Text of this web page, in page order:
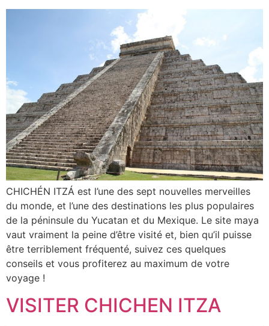
CHICHÉN ITZÁ est l’une des sept nouvelles merveilles
du monde, et l’une des destinations les plus populaires
de la péninsule du Yucatan et du Mexique. Le site maya
vaut vraiment la peine d’être visité et, bien qu’il puisse
être terriblement fréquenté, suivez ces quelques
conseils et vous profiterez au maximum de votre
voyage !
VISITER CHICHEN ITZA